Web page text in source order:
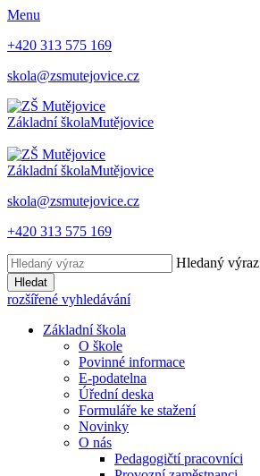
Menu
+420 313 575 169
skola@zsmutejovice.cz
Základní školaMutějovice
Základní školaMutějovice
skola@zsmutejovice.cz
+420 313 575 169
Hledaný výraz
Hledat
rozšířené vyhledávání
Základní škola
O škole
Povinné informace
E-podatelna
Úřední deska
Formuláře ke stažení
Novinky
O nás
Pedagogičtí pracovníci